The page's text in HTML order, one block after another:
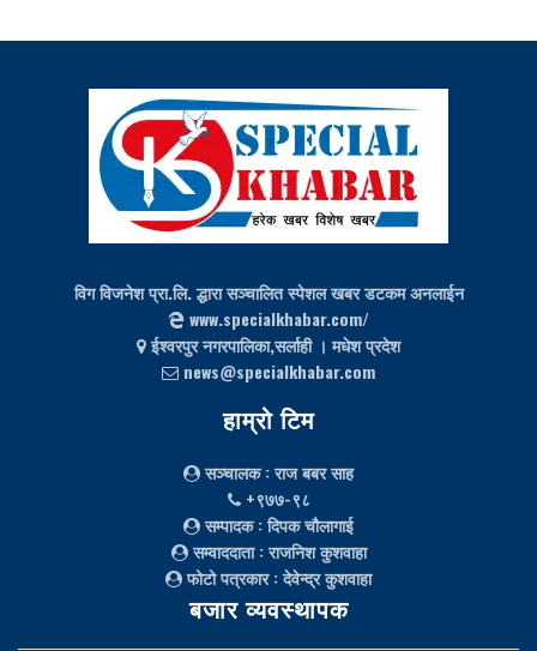
विग विजनेश प्रा.लि. द्धारा सञ्चालित स्पेशल खबर डटकम अनलाईन
www.specialkhabar.com/
ईश्‍वरपुर नगरपालिका,सर्लाही । मधेश प्रदेश
news@specialkhabar.com
हाम्रो टिम
सञ्चालक: राज बबर साह
+९७७-९८
सम्पादक: दिपक चौलागाई
सम्वाददाता: राजनिश कुशवाहा
फोटो पत्रकार: देवेन्द्र कुशवाहा
बजार व्यवस्थापक